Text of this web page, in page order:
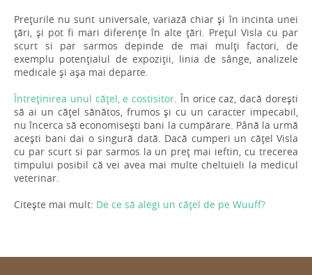
Prețurile nu sunt universale, variază chiar și în incinta unei
țări, și pot fi mari diferențe în alte țări. Prețul Visla cu par
scurt si par sarmos depinde de mai mulți factori, de
exemplu potențialul de expoziții, linia de sânge, analizele
medicale și așa mai departe.
Întreținirea unul cățel, e costisitor. În orice caz, dacă dorești
să ai un cățel sănătos, frumos și cu un caracter impecabil,
nu încerca să economisești bani la cumpărare. Până la urmă
acești bani dai o singură dată. Dacă cumperi un cățel Visla
cu par scurt si par sarmos la un preț mai ieftin, cu trecerea
timpului posibil că vei avea mai multe cheltuieli la medicul
veterinar.
Citește mai mult: De ce să alegi un cățel de pe Wuuff?